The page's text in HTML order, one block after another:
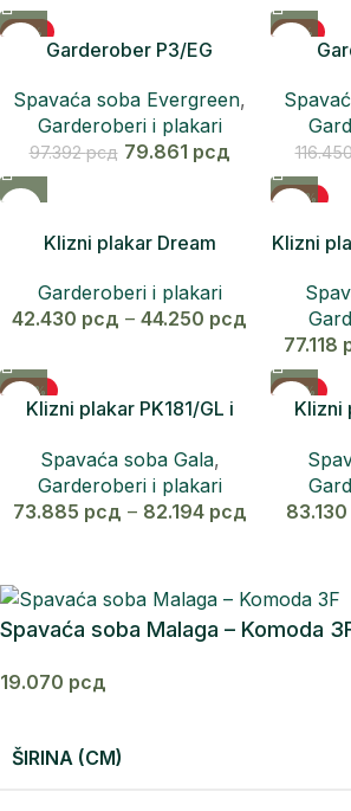
-18%
Garderober P3/EG
Spavaća soba Evergreen,
Garderoberi i plakari
97.392рсд 79.861 рсд
-18%
Klizni plakar Dream
Garderoberi i plakari
42.430 рсд – 44.250 рсд
-25%
Klizni
77.118
-25%
Klizni plakar PK181/GL i
Spavaća soba Gala,
Garderoberi i plakari
73.885 рсд – 82.194 рсд
-24%
Klizni
83.130
Spavaća soba Malaga – Komoda
19.070 рсд
ŠIRINA (CM)